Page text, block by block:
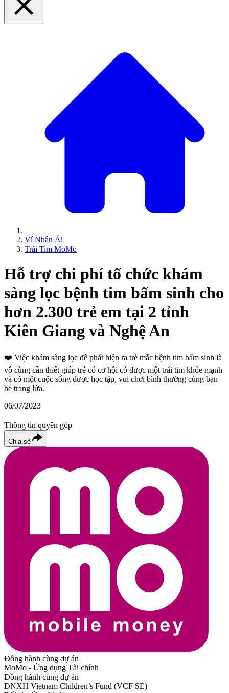
Ví Nhân Ái
Trái Tim MoMo
Hỗ trợ chi phí tổ chức khám
sàng lọc bệnh tim bẩm sinh cho
hơn 2.300 trẻ em tại 2 tỉnh
Kiên Giang và Nghệ An
❤️ Việc khám sàng lọc để phát hiện ra trẻ mắc bệnh tim bẩm sinh là
vô cùng cần thiết giúp trẻ có cơ hội có được một trái tim khỏe mạnh
và có một cuộc sống được học tập, vui chơi bình thường cùng bạn
bè trang lứa.
06/07/2023
Thông tin quyên góp
Chia sẻ
Đồng hành cùng dự án
MoMo - Ứng dụng Tài chính
Đồng hành cùng dự án
DNXH Vietnam Children’s Fund (VCF SE)